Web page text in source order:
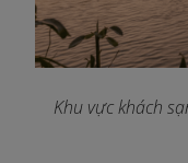
Khu vực khách